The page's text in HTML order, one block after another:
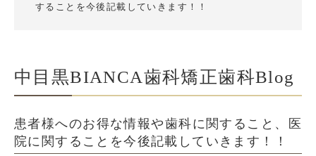
することを今後記載していきます！！
中目黒BIANCA歯科矯正歯科Blog
患者様へのお得な情報や歯科に関すること、医
院に関することを今後記載していきます！！